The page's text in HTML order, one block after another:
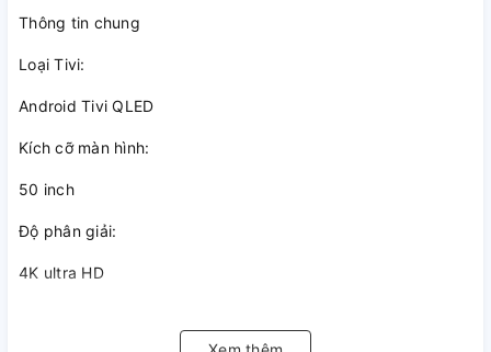
Thông tin chung
Loại Tivi:
Android Tivi QLED
Kích cỡ màn hình:
50 inch
Độ phân giải:
4K ultra HD